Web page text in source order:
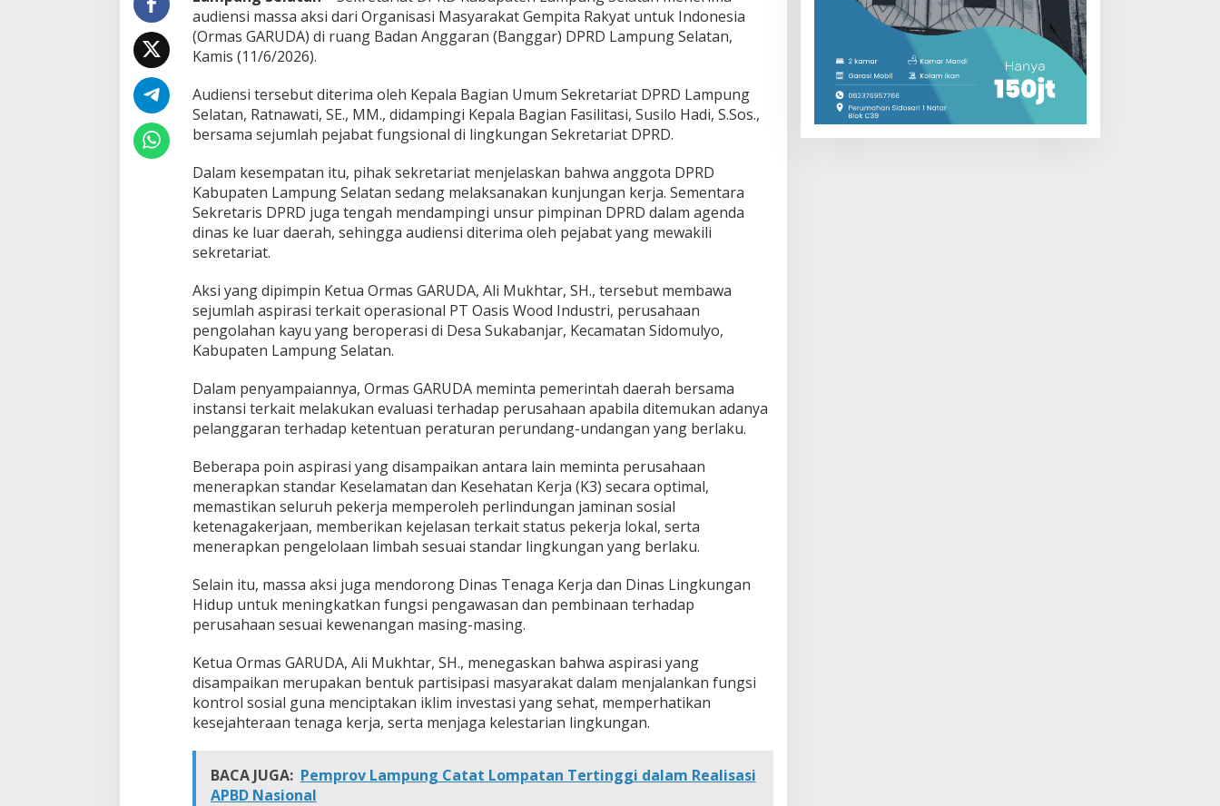
a
s
G
a
u
d
a
audiensi massa aksi dari Organisasi Masyarakat Gempita Rakyat untuk Indonesia
(Ormas GARUDA) di ruang Badan Anggaran (Banggar) DPRD Lampung Selatan,
Kamis (11/6/2026).
Audiensi tersebut diterima oleh Kepala Bagian Umum Sekretariat DPRD Lampung
Selatan, Ratnawati, SE., MM., didampingi Kepala Bagian Fasilitasi, Susilo Hadi, S.Sos.,
bersama sejumlah pejabat fungsional di lingkungan Sekretariat DPRD.
Dalam kesempatan itu, pihak sekretariat menjelaskan bahwa anggota DPRD
Kabupaten Lampung Selatan sedang melaksanakan kunjungan kerja. Sementara
Sekretaris DPRD juga tengah mendampingi unsur pimpinan DPRD dalam agenda
dinas ke luar daerah, sehingga audiensi diterima oleh pejabat yang mewakili
sekretariat.
Aksi yang dipimpin Ketua Ormas GARUDA, Ali Mukhtar, SH., tersebut membawa
sejumlah aspirasi terkait operasional PT Oasis Wood Industri, perusahaan
pengolahan kayu yang beroperasi di Desa Sukabanjar, Kecamatan Sidomulyo,
Kabupaten Lampung Selatan.
Dalam penyampaiannya, Ormas GARUDA meminta pemerintah daerah bersama
instansi terkait melakukan evaluasi terhadap perusahaan apabila ditemukan adanya
pelanggaran terhadap ketentuan peraturan perundang-undangan yang berlaku.
Beberapa poin aspirasi yang disampaikan antara lain meminta perusahaan
menerapkan standar Keselamatan dan Kesehatan Kerja (K3) secara optimal,
memastikan seluruh pekerja memperoleh perlindungan jaminan sosial
ketenagakerjaan, memberikan kejelasan terkait status pekerja lokal, serta
menerapkan pengelolaan limbah sesuai standar lingkungan yang berlaku.
Selain itu, massa aksi juga mendorong Dinas Tenaga Kerja dan Dinas Lingkungan
Hidup untuk meningkatkan fungsi pengawasan dan pembinaan terhadap
perusahaan sesuai kewenangan masing-masing.
Ketua Ormas GARUDA, Ali Mukhtar, SH., menegaskan bahwa aspirasi yang
disampaikan merupakan bentuk partisipasi masyarakat dalam menjalankan fungsi
kontrol sosial guna menciptakan iklim investasi yang sehat, memperhatikan
kesejahteraan tenaga kerja, serta menjaga kelestarian lingkungan.
BACA JUGA: Pemprov Lampung Catat Lompatan Tertinggi dalam Realisasi
APBD Nasional